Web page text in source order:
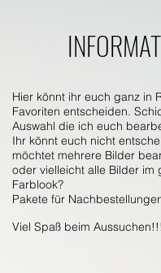
Hier könnt ihr euch ganz in
Favoriten entscheiden.
Auswahl die ich euch
Ihr könnt euch nicht
möchtet mehrere Bilder
oder vielleicht alle Bilder im
Farblook?
Pakete für
Viel Spaß beim Aussuchen!!!